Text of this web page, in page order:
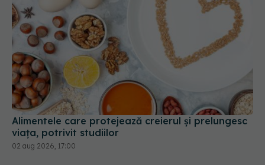
Alimentele care protejează creierul și prelungesc
viața, potrivit studiilor
02 aug 2026, 17:00